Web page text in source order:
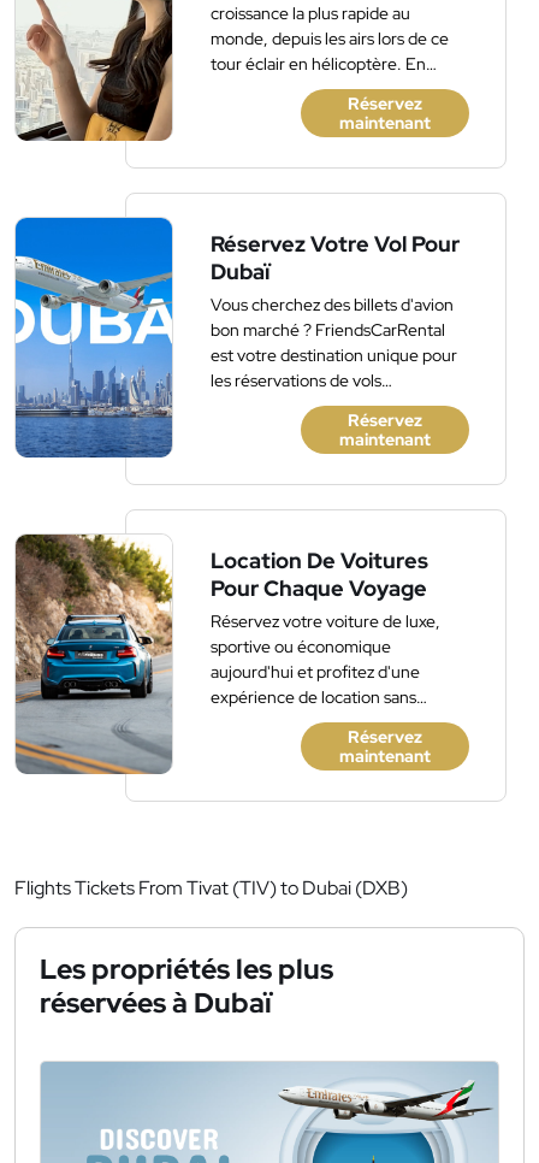
croissance la plus rapide au
monde, depuis les airs lors de ce
tour éclair en hélicoptère. En
partant de Dubai Festival City et
en continuant le long de la crique
de Dubaï à travers la banlieue,
explorez cette ville fascinante,
avec son horizon impressionnant
bâtiment le plus haut du monde,
Burj Khalifa, situé à côté de l'un
commerciaux du monde.
Découvrez les tours éoliennes, les
plages, les terrains de golf et bien
plus encore. Rafraîchissements
légers et commentaires à bord
Réservez
maintenant
Réservez Votre Vol Pour
Dubaï
Vous cherchez des billets d'avion
bon marché ? FriendsCarRental
est votre destination unique pour
les réservations de vols
domestiques et internationaux.
Réservez
maintenant
Location De Voitures
Pour Chaque Voyage
Réservez votre voiture de luxe,
sportive ou économique
aujourd'hui et profitez d'une
expérience de location sans
accroc. Pas de frais cachés, pas de
Réservez
maintenant
Flights Tickets From Tivat (TIV) to Dubai (DXB)
Les propriétés les plus
réservées à Dubaï